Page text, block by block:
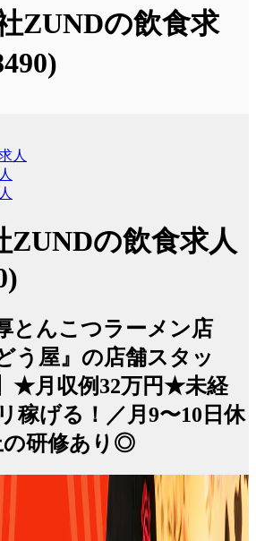
ZUNDの飲食求
人
ZUNDの飲食求人
とんこつラーメン店
う屋』の店舗スタッ
★月収例32万円★未経
稼げる！／月9〜10日休
の研修あり◎